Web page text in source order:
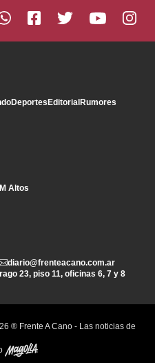
Deportes Editorial Rumores
Altos
diario@frenteacano.com.ar
23, piso 11, oficinas 6, 7 y 8
® Frente A Cano - Las noticias de